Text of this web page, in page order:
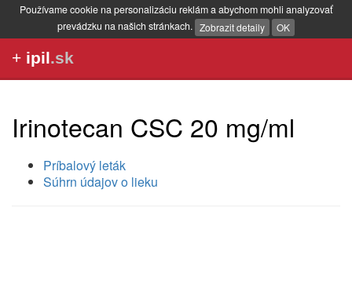
Používame cookie na personalizáciu reklám a abychom mohli analyzovať
prevádzku na našich stránkach. Zobrazit detaily OK
+ ipil.sk
Irinotecan CSC 20 mg/ml
Príbalový leták
Súhrn údajov o lieku